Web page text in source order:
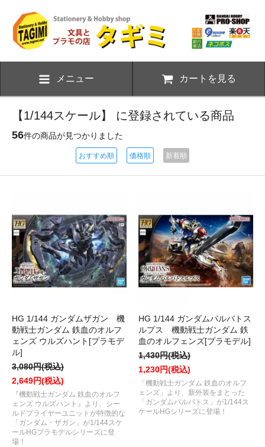
メニュー カートを見る
【1/144スケール】 に登録されている商品
56件の商品が見つかりました
おすすめ順 価格順 新着順
HG 1/144 ガンダムザガン 機
動戦士ガンダム 鉄血のオルフ
ェンズ ウルズハント[プラモデ
ル]
3,080円(税込)
2,649円(税込)
『機動戦士ガンダム 鉄血のオルフ
ェンズ ウルズハント』より、シー
ルドプライヤーユニットが特徴的な
「ガンダム・ザガン」が1/144スケ
ールHGプラモデルシリーズに登
場！
HG 1/144 ガンダムバルバトス
ルプス 機動戦士ガンダム 鉄
血のオルフェンズ[プラモデル]
1,430円(税込)
1,230円(税込)
「機動戦士ガンダム 鉄血のオルフ
ェンズ」より、新外装をまとった
「ガンダムバルバトス」が1/144ス
ケールHGシリーズに登場！